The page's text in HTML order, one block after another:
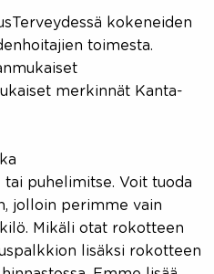
kokeneiden
toimesta.
merkinnät Kanta-
puhelimitse. Voit tuoda
jolloin perimme vain
Mikäli otat rokotteen
lisäksi rokotteen